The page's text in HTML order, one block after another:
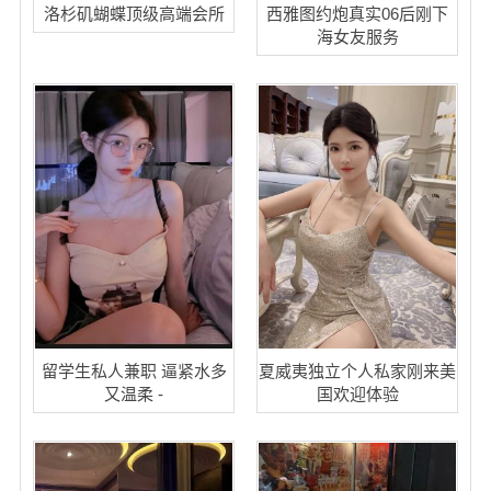
洛杉矶蝴蝶顶级高端会所
西雅图约炮真实06后刚下
海女友服务
留学生私人兼职 逼紧水多
又温柔 -
夏威夷独立个人私家刚来美
国欢迎体验